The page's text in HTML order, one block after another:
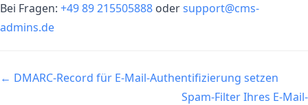
Bei Fragen: +49 89 215505888 odersupport@cms-
admins.de
Navigation
← DMARC-Record für E-Mail-Authentifizierung setzen
Spam-Filter Ihres E-Mail-